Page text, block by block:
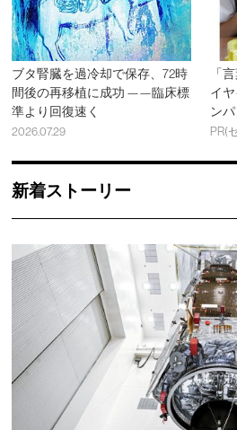
ブタ腎臓を過冷却で保存、72時
間後の再移植に成功 ——臨床標
準より回復速く
2026.07.29
「
イ
ン
PR(
新着ストーリー